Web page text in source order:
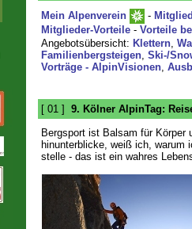
Mein Alpenverein -
Mitglieder-Vorteile- Vorteile
Angebotsübersicht: Klettern,
Familienbergsteigen, Ski-/
Vorträge - AlpinVisionen,
[ 01 ] 9. Kölner AlpinTag:
Bergsport ist Balsam für Körper
hinunterblicke, weiß ich, warum
stelle - das ist ein wahres